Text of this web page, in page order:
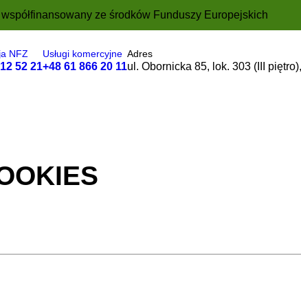
ze środków Funduszy Europejskich
NFZ
52 21
Usługi komercyjne
+48 61 866 20 11
Adres
ul. Obornicka 85, lok. 303 (III
prywatności